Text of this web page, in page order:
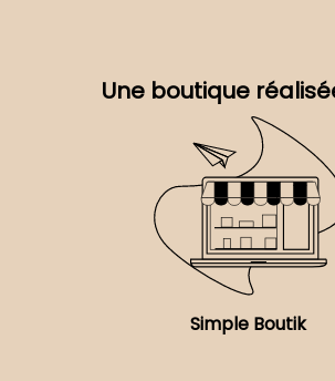
Une boutique
Simple Boutik